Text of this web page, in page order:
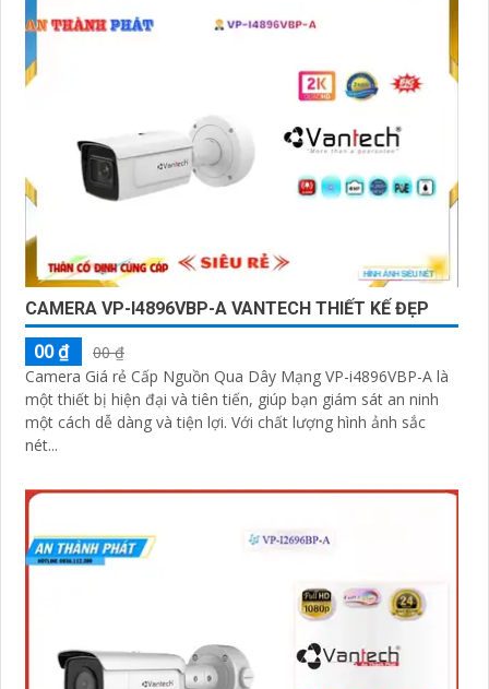
CAMERA VP-I4896VBP-A VANTECH THIẾT KẾ ĐẸP
00 ₫
00 ₫
Camera Giá rẻ Cấp Nguồn Qua Dây Mạng VP-i4896VBP-A là
một thiết bị hiện đại và tiên tiến, giúp bạn giám sát an ninh
một cách dễ dàng và tiện lợi. Với chất lượng hình ảnh sắc
nét...